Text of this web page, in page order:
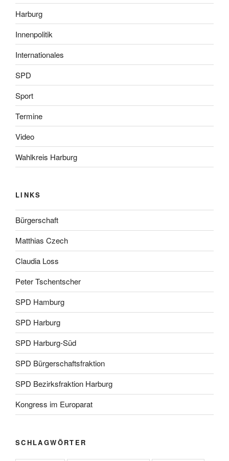
Harburg
Innenpolitik
Internationales
SPD
Sport
Termine
Video
Wahlkreis Harburg
LINKS
Bürgerschaft
Matthias Czech
Claudia Loss
Peter Tschentscher
SPD Hamburg
SPD Harburg
SPD Harburg-Süd
SPD Bürgerschaftsfraktion
SPD Bezirksfraktion Harburg
Kongress im Europarat
SCHLAGWÖRTER